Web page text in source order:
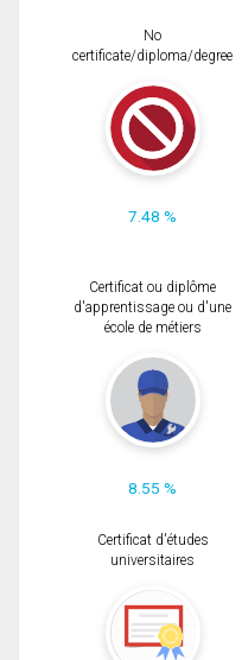
No
certificate/diploma/degree
7.48 %
Certificat ou diplôme
d'apprentissage ou d'une
école de métiers
8.55 %
Certificat d'études
universitaires